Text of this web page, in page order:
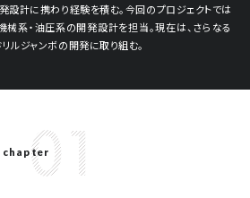
設計に携わり経験を積む。今回のプロジェクトでは
械系・油圧系の開発設計を担当。現在は、さらなる
ルジャンボの開発に取り組む。
chapter